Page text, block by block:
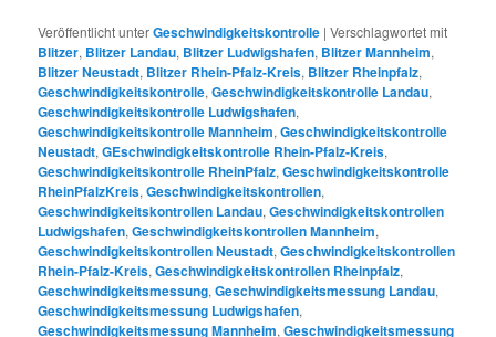
Veröffentlicht unterGeschwindigkeitskontrolle |Verschlagwortet mit
Blitzer, Blitzer Landau, Blitzer Ludwigshafen, Blitzer Mannheim,
Blitzer Neustadt, Blitzer Rhein-Pfalz-Kreis, Blitzer Rheinpfalz,
Geschwindigkeitskontrolle,Geschwindigkeitskontrolle Landau,
Geschwindigkeitskontrolle Ludwigshafen,
Geschwindigkeitskontrolle Mannheim,Geschwindigkeitskontrolle
Neustadt,GEschwindigkeitskontrolle Rhein-Pfalz-Kreis,
Geschwindigkeitskontrolle RheinPfalz,Geschwindigkeitskontrolle
RheinPfalzKreis,Geschwindigkeitskontrollen,
Geschwindigkeitskontrollen Landau,Geschwindigkeitskontrollen
Ludwigshafen,Geschwindigkeitskontrollen Mannheim,
Geschwindigkeitskontrollen Neustadt,Geschwindigkeitskontrollen
Rhein-Pfalz-Kreis,Geschwindigkeitskontrollen Rheinpfalz,
Geschwindigkeitsmessung,Geschwindigkeitsmessung Landau,
Geschwindigkeitsmessung Ludwigshafen,
Geschwindigkeitsmessung Mannheim,Geschwindigkeitsmessung